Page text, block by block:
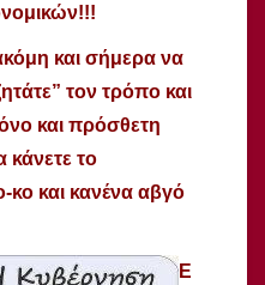
και σήμερα να
τον τρόπο και
και πρόσθετη
κάνετε το
και κανένα αβγό
Ε